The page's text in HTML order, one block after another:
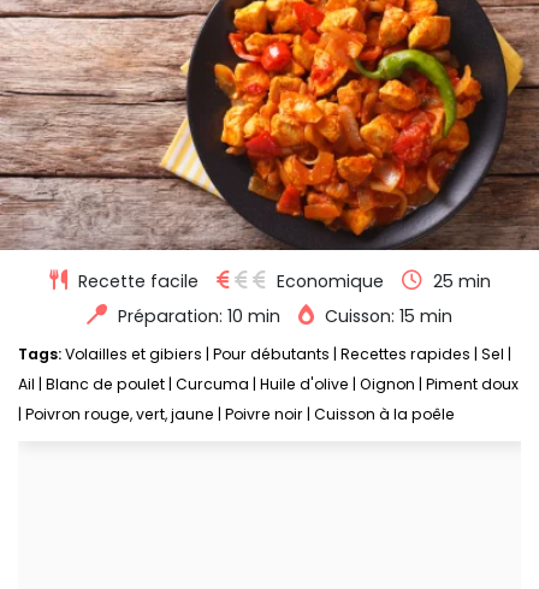
Recette facile Economique
25 min
Préparation: 10 min
Cuisson: 15 min
Tags:Volailles et gibiers Pour débutants Recettes rapides Sel
Ail Blanc de poulet Curcuma Huile d'olive Oignon Piment doux
Poivron rouge, vert, jaune Poivre noir Cuisson à la poêle